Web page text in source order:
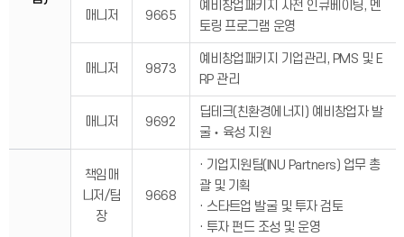
매니저 9665
예비창업패키지 사전 인큐베이팅, 멘
토링 프로그램 운영
매니저 9873
예비창업패키지 기업관리, PMS 및 E
RP 관리
매니저 9692
딥테크(친환경에너지) 예비창업자 발
굴‧육성 지원
책임매
니저/팀
장
9668
· 기업지원팀(INU Partners) 업무 총
괄 및 기획
· 스타트업 발굴 및 투자 검토
· 투자 펀드 조성 및 운영